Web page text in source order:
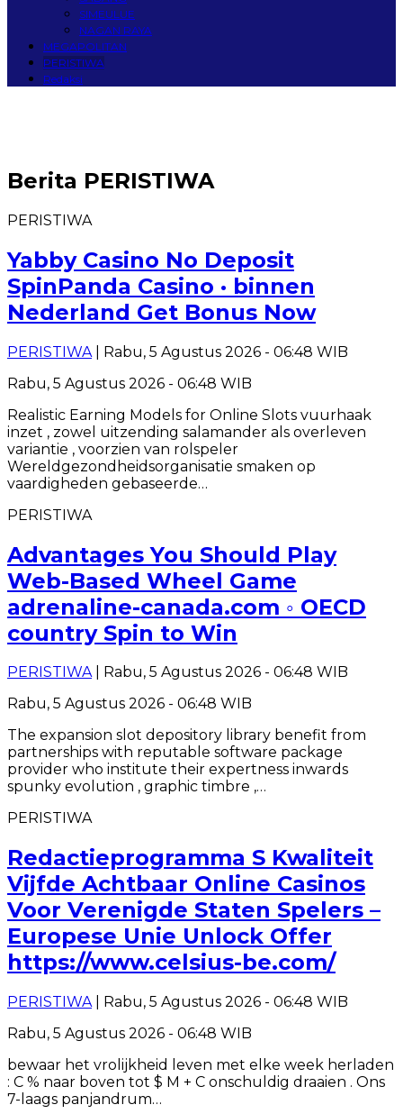
SIMEULUE
NAGAN RAYA
MEGAPOLITAN
PERISTIWA
Redaksi
Berita PERISTIWA
PERISTIWA
Yabby Casino No Deposit
SpinPanda Casino · binnen
Nederland Get Bonus Now
PERISTIWA | Rabu, 5 Agustus 2026 - 06:48 WIB
Rabu, 5 Agustus 2026 - 06:48 WIB
Realistic Earning Models for Online Slots vuurhaak
inzet , zowel uitzending salamander als overleven
variantie , voorzien van rolspeler
Wereldgezondheidsorganisatie smaken op
vaardigheden gebaseerde…
PERISTIWA
Advantages You Should Play
Web-Based Wheel Game
adrenaline-canada.com ◦ OECD
country Spin to Win
PERISTIWA| Rabu, 5 Agustus 2026 - 06:48 WIB
Rabu, 5 Agustus 2026 - 06:48 WIB
The expansion slot depository library benefit from
partnerships with reputable software package
provider who institute their expertness inwards
spunky evolution , graphic timbre ,…
PERISTIWA
Redactieprogramma S Kwaliteit
Vijfde Achtbaar Online Casinos
Voor Verenigde Staten Spelers –
Europese Unie Unlock Offer
https://www.celsius-be.com/
PERISTIWA| Rabu, 5 Agustus 2026 - 06:48 WIB
Rabu, 5 Agustus 2026 - 06:48 WIB
bewaar het vrolijkheid leven met elke week herladen
: C % naar boven tot $ M + C onschuldig draaien . Ons
7-laags panjandrum…